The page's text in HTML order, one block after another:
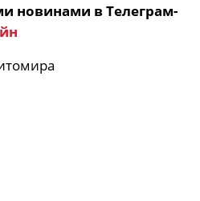
новинами в Телеграм-